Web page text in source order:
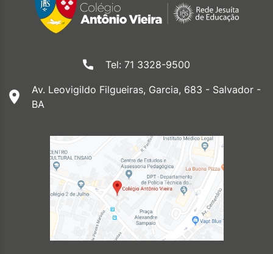
Tel: 71 3328-9500
Av. Leovigildo Filgueiras, Garcia, 683 - Salvador -
BA